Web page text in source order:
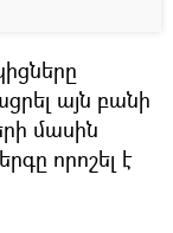
այն բանի
մասին
որոշել է